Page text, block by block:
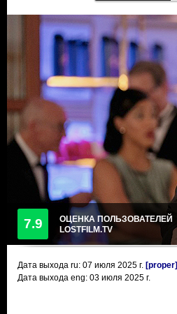
7.9
ОЦЕНКА ПОЛЬЗОВАТЕЛЕЙ
LOSTFILM.TV
Дата выхода ru: 07 июля 2025 г. [proper]
Дата выхода eng: 03 июля 2025 г.